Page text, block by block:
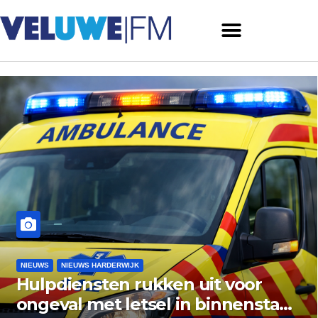
NIEUWS NIEUWS ERMELO
Gemeente Ermelo wijst
vishandel af: standplaats